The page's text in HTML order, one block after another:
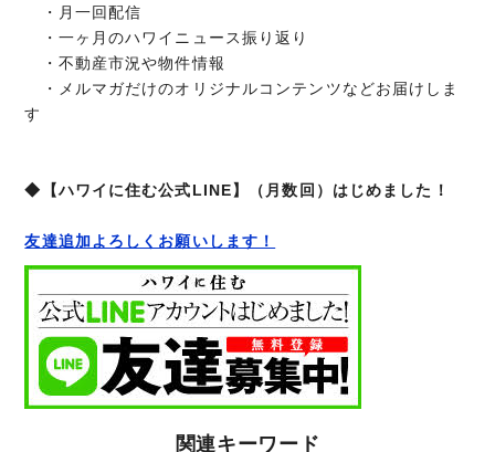
・月一回配信
・一ヶ月のハワイニュース振り返り
・不動産市況や物件情報
・メルマガだけのオリジナルコンテンツなどお届けしま
す
◆【ハワイに住む公式LINE】（月数回）はじめました！
友達追加よろしくお願いします！
関連キーワード